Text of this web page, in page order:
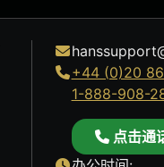
+44 (0)20
1-888-908-
点击通